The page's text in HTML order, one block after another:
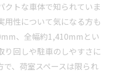
クトな車体で知られていま
用性について気になる方も
、全幅約1,410mmとい
り回しや駐車のしやすさに
、荷室スペースは限られ